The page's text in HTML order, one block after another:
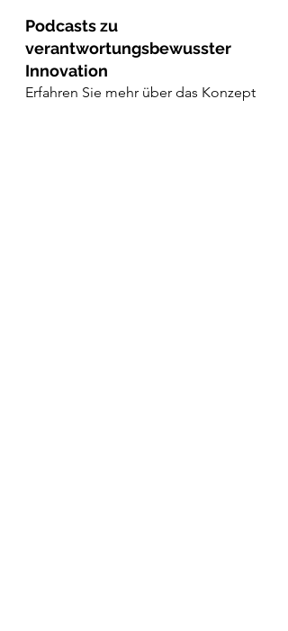
Podcasts zu
verantwortungsbewusster
Innovation
Erfahren Sie mehr über das Konzept